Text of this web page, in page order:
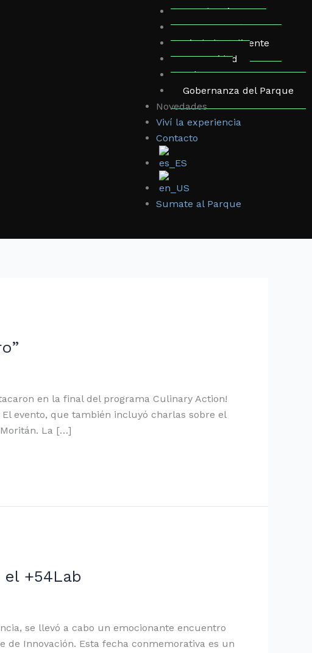
Membresias
Domos Eventos
Ciudad Inteligente
Comunidad
Arborea
Gobernanza del Parque
Novedades
Viví la experiencia
Contacto
Sumate al Parque
en la final del programa Culinary Action!
evento, que también incluyó charlas sobre el
La […]
+54Lab
se llevó a cabo un emocionante encuentro
de Innovación. Esta fecha conmemorativa es un